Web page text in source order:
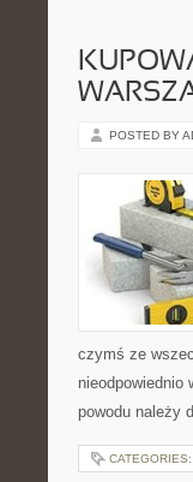
POSTED BY
czymś ze
nieodpowiednio
powodu należy
CATEGORIES: